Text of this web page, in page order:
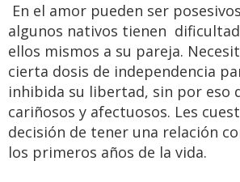
En el amor pueden ser
algunos nativos tienen
ellos mismos a su pareja.
cierta dosis de independencia
inhibida su libertad, sin por eso
cariñosos y afectuosos. Les
decisión de tener una relación
los primeros años de la vida.